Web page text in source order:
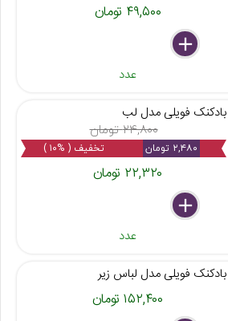
۴۹,۵۰۰ تومان
delete
remove
add
عدد
بادکنک فویلی مدل لب
۲۴,۸۰۰ تومان
۲,۴۸۰ تومان تخفیف ( %۱۰ )
۲۲,۳۲۰ تومان
delete
remove
add
عدد
بادکنک فویلی مدل لباس زیر
۱۵۲,۴۰۰ تومان